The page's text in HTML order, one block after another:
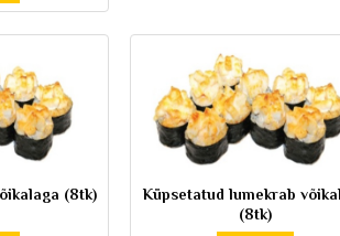
(8tk)
Küpsetatud lumekrab
(8tk)